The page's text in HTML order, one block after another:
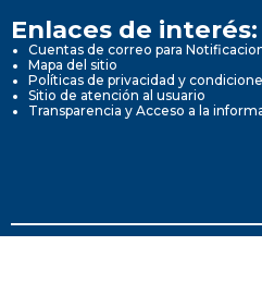
Enlaces de interés:
Cuentas de correo para
Mapa del sitio
Políticas de privacidad y
Sitio de atención al usuario
Transparencia y Acceso a la